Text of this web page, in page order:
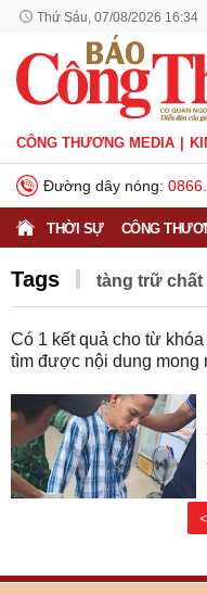
Thứ Sáu, 07/08/2026 16:34
CÔNG THƯƠNG MEDIA
Đường dây nóng:
THỜI SỰ CÔNG
Tags tàng trữ chất
Có 1 kết quả cho từ
tìm được nội dung mong
<